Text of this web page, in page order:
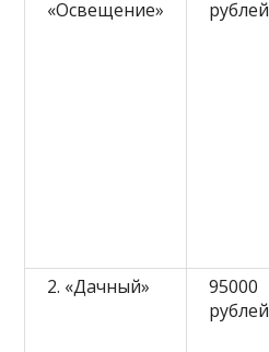
«Освещение»
рублей
2. «Дачный»
95000
рублей